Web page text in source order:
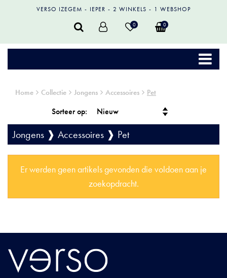
VERSO IZEGEM IEPER 2 WINKELS 1 WEBSHOP
0 0
Home Collectie Jongens Accessoires Pet
Sorteer op:
Jongens ❱ Accessoires ❱ Pet
Er werden geen artikels gevonden die voldoen aan je
zoekopdracht.